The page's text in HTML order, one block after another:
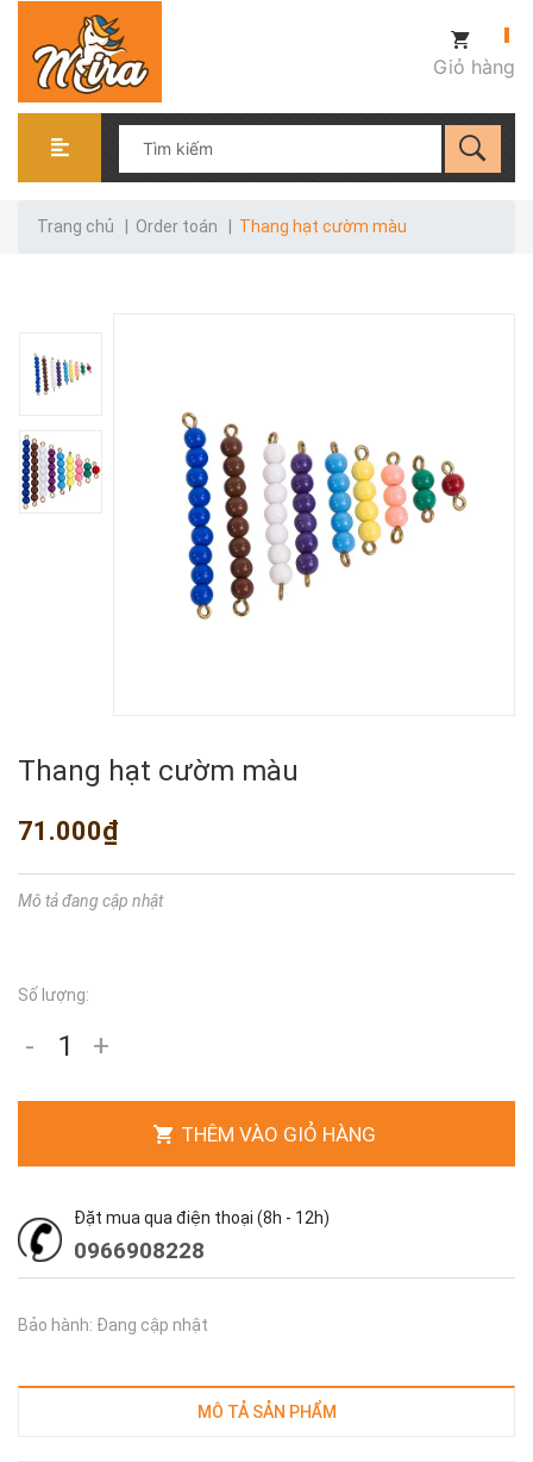
Giỏ hàng
Trang chủ Order toán Thang hạt cườm màu
Thang hạt cườm màu
71.000₫
Mô tả đang cập nhật
Số lượng:
- +
THÊM VÀO GIỎ HÀNG
Đặt mua qua điện thoại (8h - 12h)
0966908228
Bảo hành: Đang cập nhật
MÔ TẢ SẢN PHẨM